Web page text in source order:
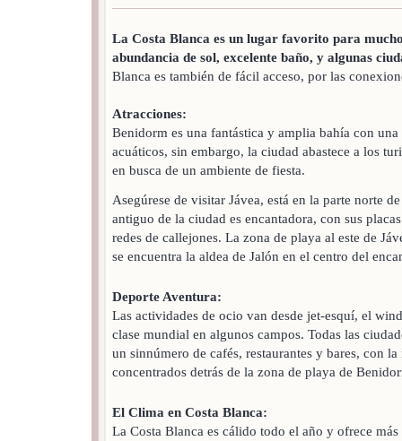
La Costa Blanca es un lugar favorito para
abundancia de sol, excelente baño, y algunas
Blanca es también de fácil acceso, por las
Atracciones:
Benidorm es una fantástica y amplia bahía con
acuáticos, sin embargo, la ciudad abastece a los
en busca de un ambiente de fiesta.
Asegúrese de visitar Jávea, está en la parte norte
antiguo de la ciudad es encantadora, con sus
redes de callejones. La zona de playa al este de
se encuentra la aldea de Jalón en el centro del
Deporte Aventura:
Las actividades de ocio van desde jet-esquí, el
clase mundial en algunos campos. Todas las
un sinnúmero de cafés, restaurantes y bares, con
concentrados detrás de la zona de playa de
El Clima en Costa Blanca:
La Costa Blanca es cálido todo el año y ofrece